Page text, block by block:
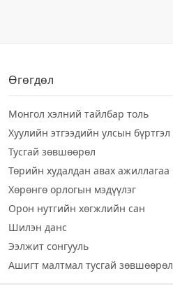
Өгөгдөл
Монгол хэлний тайлбар толь
Хуулийн этгээдийн улсын бүртгэл
Тусгай зөвшөөрөл
Төрийн худалдан авах ажиллагаа
Хөрөнгө орлогын мэдүүлэг
Орон нутгийн хөгжлийн сан
Шилэн данс
Ээлжит сонгууль
Ашигт малтмал тусгай зөвшөөрөл